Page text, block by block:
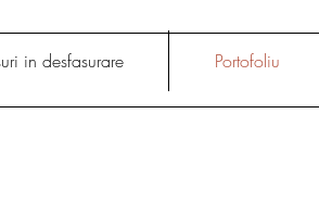
in desfasurare Portofoliu